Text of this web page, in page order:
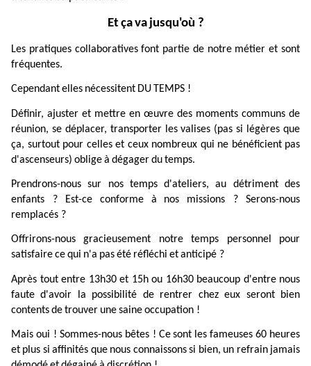
Etçava jusqu'où ?
Les pratiques collaboratives font partie de notre métier et sont
fréquentes.
Cependantelles nécessitent DU TEMPS !
Définir, ajuster et mettre en œuvre des moments communs de
réunion, se déplacer, transporter les valises (pas si légères que
ça, surtout pour celles et ceux nombreux qui ne bénéficient pas
d'ascenseurs) obligeà dégagerdutemps.
Prendrons-nous sur nos temps d'ateliers, au détriment des
enfants ?
Est-ce conforme à nos missions ?
Serons-nous
remplacés ?
Offrirons-nous gracieusement notre temps personnel
pour
satisfairecequi n'a pasété réfléchi etanticipé ?
Après tout entre 13h30 et 15h ou 16h30 beaucoup d'entre nous
faute d'avoir la possibilité de rentrer chez eux seront
bien
contentsdetrouver unesaineoccupation !
Mais oui ! Sommes-nous bêtes ! Ce sont les fameuses 60 heures
et plus si affinités que nous connaissons si bien, un refrain jamais